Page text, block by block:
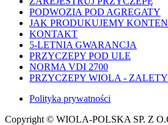
PODWOZIA POD AGREGATY
JAK PRODUKUJEMY
KONTAKT
5-LETNIA GWARANCJA
PRZYCZEPY POD ULE
NORMA VDI 2700
PRZYCZEPY WIOLA - ZALETY
Polityka prywatności
Copyright © WIOLA-POLSKA SP. Z